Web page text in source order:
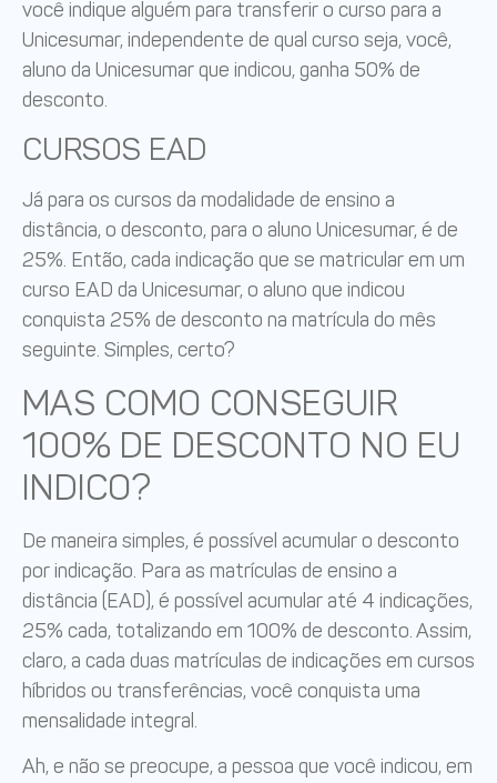
você indique alguém para transferir o curso para a
Unicesumar, independente de qual curso seja, você,
aluno da Unicesumar que indicou, ganha 50% de
desconto.
CURSOS EAD
Já para os cursos da modalidade de ensino a
distância, o desconto, para o aluno Unicesumar, é de
25%. Então, cada indicação que se matricular em um
curso EAD da Unicesumar, o aluno que indicou
conquista 25% de desconto na matrícula do mês
seguinte. Simples, certo?
MAS COMO CONSEGUIR
100% DE DESCONTO NO EU
INDICO?
De maneira simples, é possível acumular o desconto
por indicação. Para as matrículas de ensino a
distância (EAD), é possível acumular até 4 indicações,
25% cada, totalizando em 100% de desconto. Assim,
claro, a cada duas matrículas de indicações em cursos
híbridos ou transferências, você conquista uma
mensalidade integral.
Ah, e não se preocupe, a pessoa que você indicou, em